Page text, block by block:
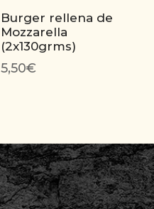
Burger rellena de
Mozzarella
(2x130grms)
5,50€